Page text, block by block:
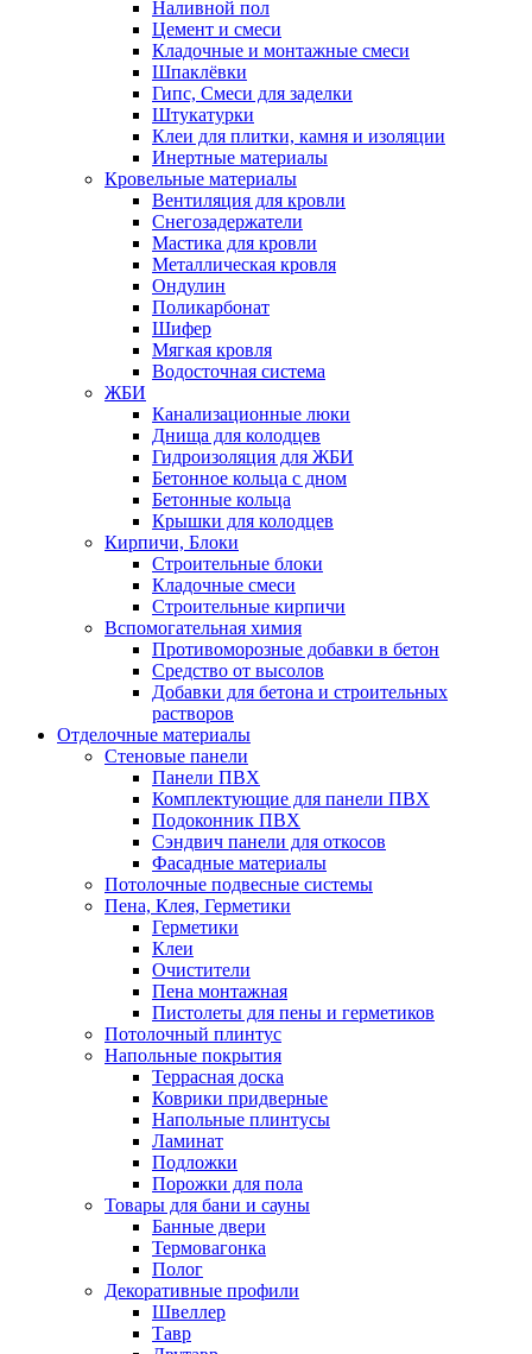
Наливной пол
Цемент и смеси
Кладочные и монтажные смеси
Шпаклёвки
Гипс, Смеси для заделки
Штукатурки
Клеи для плитки, камня и изоляции
Инертные материалы
Кровельные материалы
Вентиляция для кровли
Снегозадержатели
Мастика для кровли
Металлическая кровля
Ондулин
Поликарбонат
Шифер
Мягкая кровля
Водосточная система
ЖБИ
Канализационные люки
Днища для колодцев
Гидроизоляция для ЖБИ
Бетонное кольца с дном
Бетонные кольца
Крышки для колодцев
Кирпичи, Блоки
Строительные блоки
Кладочные смеси
Строительные кирпичи
Вспомогательная химия
Противоморозные добавки в бетон
Средство от высолов
Добавки для бетона и строительных
растворов
Отделочные материалы
Стеновые панели
Панели ПВХ
Комплектующие для панели ПВХ
Подоконник ПВХ
Сэндвич панели для откосов
Фасадные материалы
Потолочные подвесные системы
Пена, Клея, Герметики
Герметики
Клеи
Очистители
Пена монтажная
Пистолеты для пены и герметиков
Потолочный плинтус
Напольные покрытия
Террасная доска
Коврики придверные
Напольные плинтусы
Ламинат
Подложки
Порожки для пола
Товары для бани и сауны
Банные двери
Термовагонка
Полог
Декоративные профили
Швеллер
Тавр